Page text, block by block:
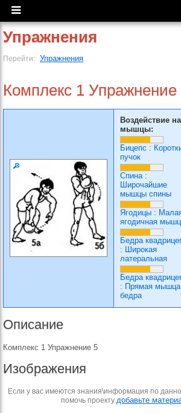
Упражнения
Перейти: Упражнения
Комплекс 1 Упражнение
Воздействие на
мышцы:
Бицепс :
пучок
Спина:
Широчайшие
мышцы спины
Ягодицы :
ягодичная
Бедра
: Широкая
латеральная
Бедра
: Прямая мышца
бедра
Описание
Комплекс 1 Упражнение 5
Изображения
Если у вас имеются знания\информация по
помочь проекту добавьте